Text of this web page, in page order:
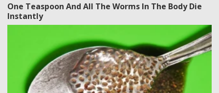
One Teaspoon And All The Worms In The Body Die
Instantly